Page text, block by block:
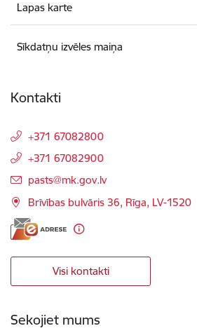
Lapas karte
Sīkdatņu izvēles maiņa
Kontakti
+371 67082800
+371 67082900
E-pasts:
pasts@mk.gov.lv
Brīvības bulvāris 36, Rīga, LV-1520
Visi kontakti
Sekojiet mums